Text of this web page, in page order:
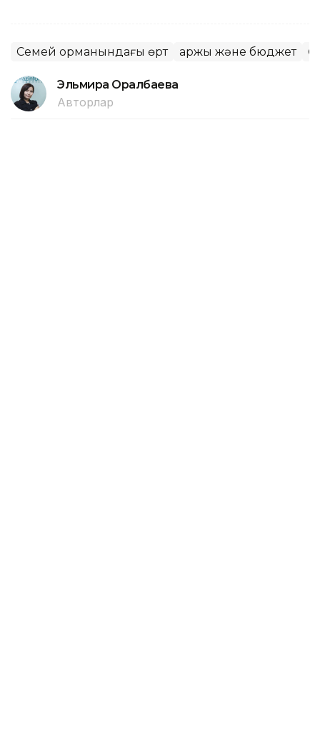
Семей орманындағы өрт Қаржы және бюджет
Эльмира Оралбаева
Авторлар